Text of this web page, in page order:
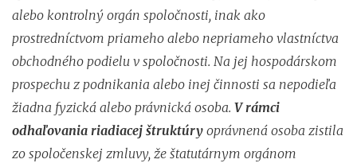
alebo kontrolný orgán spoločnosti, inak ako
prostredníctvom priameho alebo nepriameho vlastníctva
obchodného podielu v spoločnosti. Na jej hospodárskom
prospechu z podnikania alebo inej činnosti sa nepodieľa
žiadna fyzická alebo právnická osoba. V rámci
odhaľovania riadiacej štruktúry oprávnená osoba zistila
zo spoločenskej zmluvy, že štatutárnym orgánom